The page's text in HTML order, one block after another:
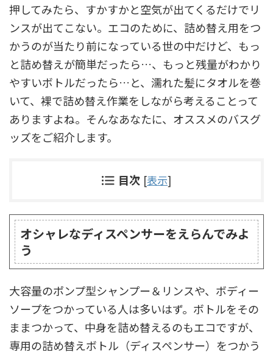
押してみたら、すかすかと空気が出てくるだけでリ
ンスが出てこない。エコのために、詰め替え用をつ
かうのが当たり前になっている世の中だけど、もっ
と詰め替えが簡単だったら…、もっと残量がわかり
やすいボトルだったら…と、濡れた髪にタオルを巻
いて、裸で詰め替え作業をしながら考えることって
ありますよね。そんなあなたに、オススメのバスグ
ッズをご紹介します。
目次 [表示]
オシャレなディスペンサーをえらんでみよ
う
大容量のポンプ型シャンプー＆リンスや、ボディー
ソープをつかっている人は多いはず。ボトルをその
ままつかって、中身を詰め替えるのもエコですが、
専用の詰め替えボトル（ディスペンサー）をつかう